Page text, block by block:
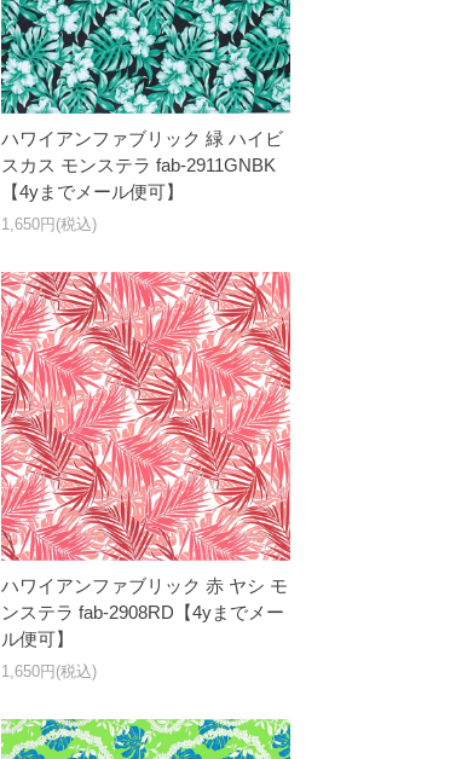
ハワイアンファブリック 緑 ハイビ
スカス モンステラ fab-2911GNBK
【4yまでメール便可】
1,650円(税込)
ハワイアンファブリック 赤 ヤシ モ
ンステラ fab-2908RD【4yまでメー
ル便可】
1,650円(税込)